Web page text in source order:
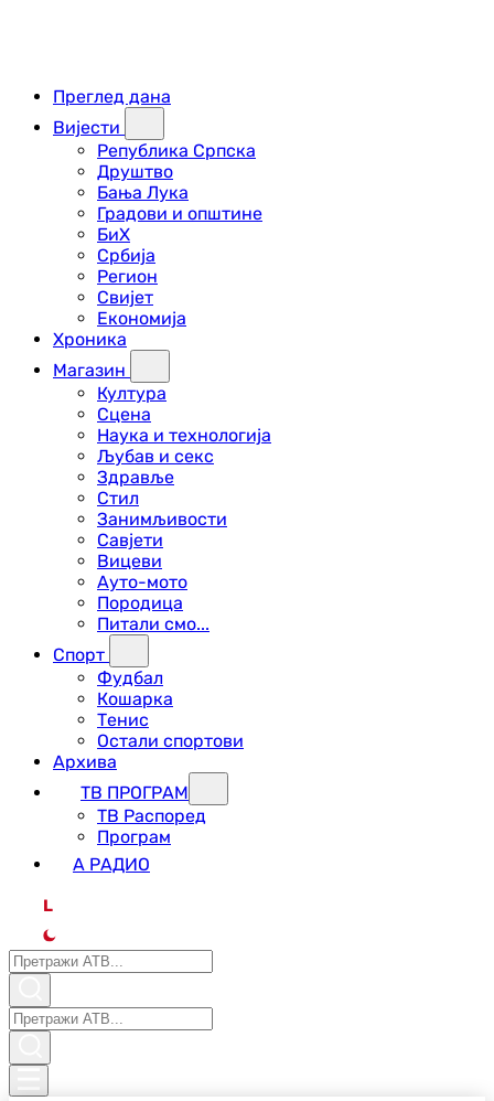
Преглед дана
Вијести
Република Српска
Друштво
Бања Лука
Градови и општине
БиХ
Србија
Регион
Свијет
Економија
Хроника
Магазин
Култура
Сцена
Наука и технологија
Љубав и секс
Здравље
Стил
Занимљивости
Савјети
Вицеви
Ауто-мото
Породица
Питали смо...
Спорт
Фудбал
Кошарка
Тенис
Остали спортови
Архива
ТВ ПРОГРАМ
ТВ Распоред
Програм
А РАДИО
L